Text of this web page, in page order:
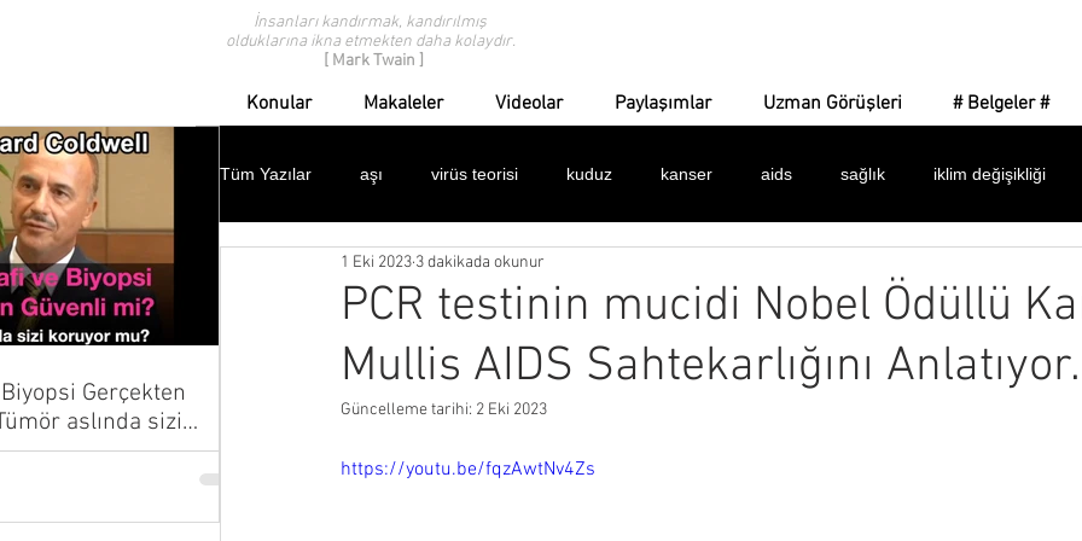
İnsanları kandırmak, kandırılmış
olduklarına ikna etmekten daha kolaydır.
[ Mark Twain ]
Konular Makaleler Videolar Paylaşımlar Uzman Görüşleri # Belgeler #
Tüm Yazılar aşı virüs teorisi kuduz kanser aids sağlık iklim değişikliği
modern tıp eleştirisi geçmişten işaretler
ispanyol gribi domuz gribi dünya sağlık örgütü bulaşıcılık ilaçlar maske
protestolar davalar
PCR testinin mucidi Nobel Ödüllü
Mullis AIDS Sahtekarlığını
1 Eki 2023 3 dakikada okunur
Güncelleme tarihi: 2 Eki 2023
https://youtu.be/fqzAwtNv4Zs
Gerçekten